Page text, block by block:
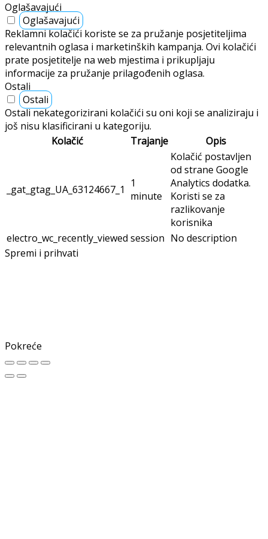
Oglašavajući
Oglašavajući
Reklamni kolačići koriste se za pružanje posjetiteljima
relevantnih oglasa i marketinških kampanja. Ovi kolačići
prate posjetitelje na web mjestima i prikupljaju
informacije za pružanje prilagođenih oglasa.
Ostali
Ostali
Ostali nekategorizirani kolačići su oni koji se analiziraju i
još nisu klasificirani u kategoriju.
Kolačić
Trajanje Opis
_gat_gtag_UA_63124667_1
1
minute
Kolačić postavljen
od strane Google
Analytics dodatka.
Koristi se za
razlikovanje
korisnika
electro_wc_recently_viewed session No description
Spremi i prihvati
Pokreće